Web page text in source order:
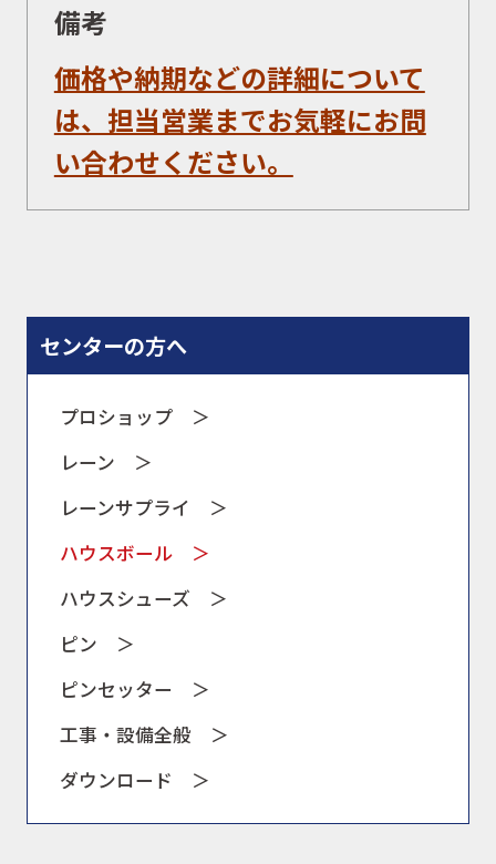
センターの方へ
プロショップ ＞
レーン ＞
レーンサプライ ＞
ハウスボール ＞
ハウスシューズ ＞
ピン ＞
ピンセッター ＞
工事・設備全般 ＞
ダウンロード ＞
備考
価格や納期などの詳細について
は、担当営業までお気軽にお問
い合わせください。